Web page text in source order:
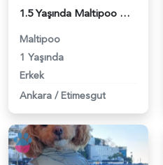
1.5 Yaşında Maltipoo Oğlum Eş Arıyor - 118984599
Maltipoo
1 Yaşında
Erkek
Ankara / Etimesgut